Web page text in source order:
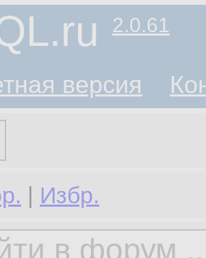
2.0.61
версия
| Избр.